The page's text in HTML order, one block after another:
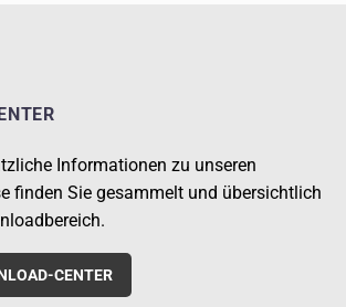
Informationen zu unseren
finden Sie gesammelt und übersichtlich
CENTER